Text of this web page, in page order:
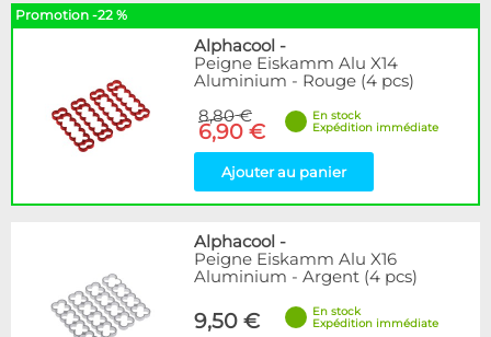
Promotion -22 %
Alphacool -
Peigne Eiskamm Alu X14
Aluminium - Rouge (4 pcs)
8,80 €
6,90 €
En stock
Expédition immédiate
Ajouter au panier
Alphacool -
Peigne Eiskamm Alu X16
Aluminium - Argent (4 pcs)
9,50 €
En stock
Expédition immédiate